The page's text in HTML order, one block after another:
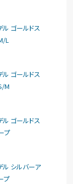
ゴールドス
L
ゴールドス
M
ゴールドス
プ
シルバーア
プ